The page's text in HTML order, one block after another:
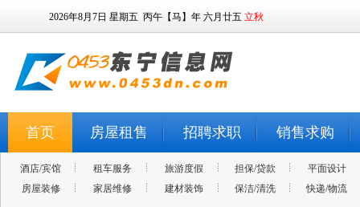
2026年8月7日 星期五 丙午【马】年 六月廿五 立秋
首页 房屋租售 招聘求职 销售求购
酒店/宾馆 租车服务 旅游度假 担保/贷款
平面设计
房屋装修
家居维修 建材装饰 保洁/清洗 快递/物流